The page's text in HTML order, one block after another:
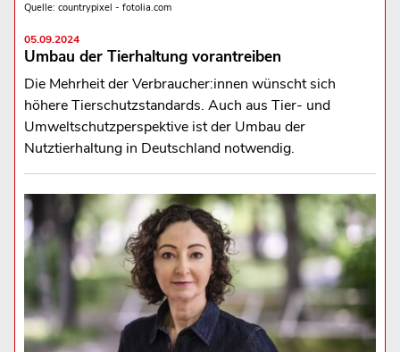
Quelle: countrypixel - fotolia.com
05.09.2024
Umbau der Tierhaltung vorantreiben
Die Mehrheit der Verbraucher:innen wünscht sich
höhere Tierschutzstandards. Auch aus Tier- und
Umweltschutzperspektive ist der Umbau der
Nutztierhaltung in Deutschland notwendig.